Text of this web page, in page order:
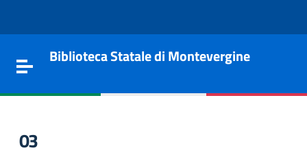
Toggle navigation
Biblioteca Statale di Montevergine
03